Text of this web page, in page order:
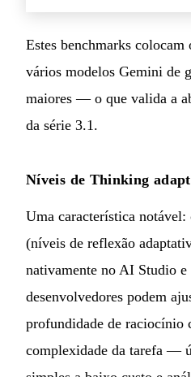
Estes benchmarks
vários modelos Gemini de
maiores — o que valida a
da série 3.1.
Níveis de Thinking
Uma característica notável:
(níveis de reflexão
nativamente no AI Studio
desenvolvedores podem
profundidade de raciocínio
complexidade da tarefa —